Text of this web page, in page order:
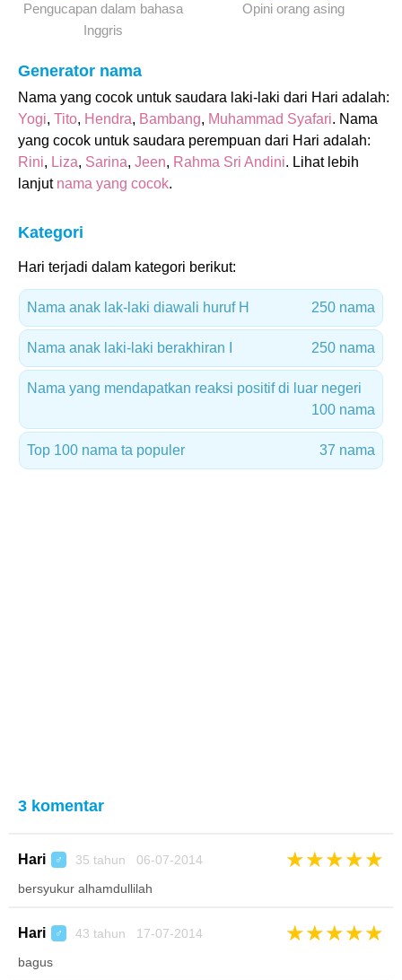
Pengucapan dalam bahasa
Inggris
Opini orang asing
Generator nama
Nama yang cocok untuk saudara laki-laki dari Hari adalah:
Yogi, Tito, Hendra, Bambang, Muhammad Syafari. Nama
yang cocok untuk saudara perempuan dari Hari adalah:
Rini, Liza, Sarina, Jeen, Rahma Sri Andini. Lihat lebih
lanjut nama yang cocok.
Kategori
Hari terjadi dalam kategori berikut:
Nama anak lak-laki diawali huruf H 250 nama
Nama anak laki-laki berakhiran I 250 nama
Nama yang mendapatkan reaksi positif di luar negeri
100 nama
Top 100 nama ta populer 37 nama
3 komentar
Hari ♂ 35 tahun 06-07-2014 ★★★★★
bersyukur alhamdullilah
Hari ♂ 43 tahun 17-07-2014 ★★★★★
bagus